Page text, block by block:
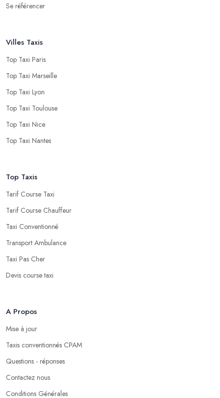
Se référencer
Villes Taxis
Top Taxi Paris
Top Taxi Marseille
Top Taxi Lyon
Top Taxi Toulouse
Top Taxi Nice
Top Taxi Nantes
Top Taxis
Tarif Course Taxi
Tarif Course Chauffeur
Taxi Conventionné
Transport Ambulance
Taxi Pas Cher
Devis course taxi
A Propos
Mise à jour
Taxis conventionnés CPAM
Questions - réponses
Contactez nous
Conditions Générales